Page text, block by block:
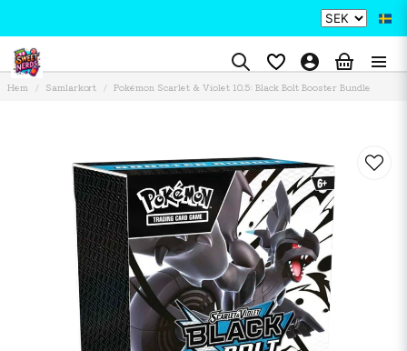
Hem Samlarkort Pokémon Scarlet & Violet 10.5: Black Bolt Booster Bundle